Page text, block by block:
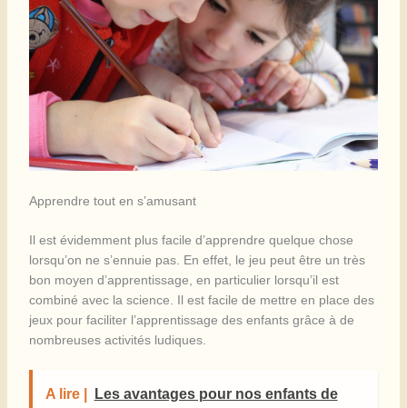
Apprendre tout en s’amusant
Il est évidemment plus facile d’apprendre quelque chose
lorsqu’on ne s’ennuie pas. En effet, le jeu peut être un très
bon moyen d’apprentissage, en particulier lorsqu’il est
combiné avec la science. Il est facile de mettre en place des
jeux pour faciliter l’apprentissage des enfants grâce à de
nombreuses activités ludiques.
A lire |
Les avantages pour nos enfants de